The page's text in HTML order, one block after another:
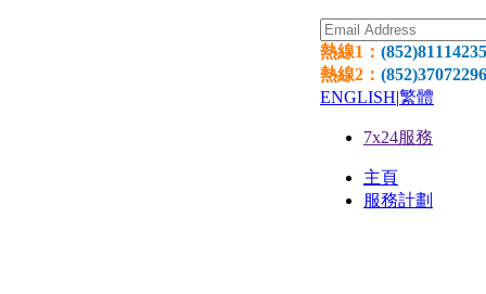
熱線1： (852)81114235
熱線2： (852)37072296
ENGLISH|繁體
7x24服務
主頁
服務計劃